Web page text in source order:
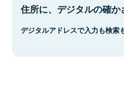
住所に、デジタルの確か
デジタルアドレスで入力も検索